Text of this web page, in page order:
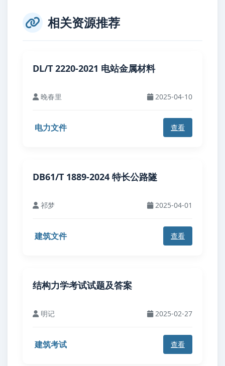
相关资源推荐
DL/T 2220-2021 电站金属材料
晚春里 2025-04-10
电力文件 查看
DB61/T 1889-2024 特长公路隧
祁梦 2025-04-01
建筑文件 查看
结构力学考试试题及答案
明记 2025-02-27
建筑考试 查看